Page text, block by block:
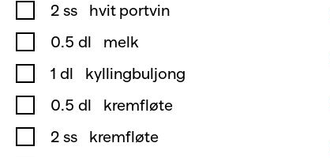
2 ss
hvit portvin
0.5 dl
melk
1 dl
kyllingbuljong
0.5 dl
kremfløte
2 ss
kremfløte